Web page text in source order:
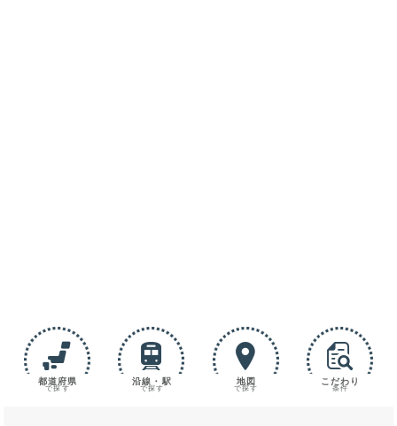
都道府県
で探す
沿線・駅
で探す
地図
で探す
こだわり
条件